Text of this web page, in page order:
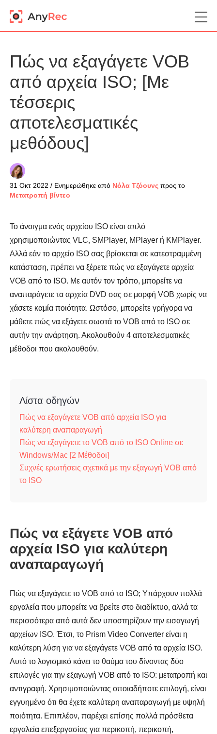
Πώς να εξαγάγετε VOB
από αρχεία ISO; [Με
τέσσερις
αποτελεσματικές
μεθόδους]
31 Οκτ 2022 / Ενημερώθηκε από Νόλα Τζόουνς προς το
Μετατροπή βίντεο
Το άνοιγμα ενός αρχείου ISO είναι απλό
χρησιμοποιώντας VLC, SMPlayer, MPlayer ή KMPlayer.
Αλλά εάν το αρχείο ISO σας βρίσκεται σε κατεστραμμένη
κατάσταση, πρέπει να ξέρετε πώς να εξαγάγετε αρχεία
VOB από το ISO. Με αυτόν τον τρόπο, μπορείτε να
αναπαράγετε τα αρχεία DVD σας σε μορφή VOB χωρίς να
χάσετε καμία ποιότητα. Ωστόσο, μπορείτε γρήγορα να
μάθετε πώς να εξάγετε σωστά το VOB από το ISO σε
αυτήν την ανάρτηση. Ακολουθούν 4 αποτελεσματικές
μέθοδοι που ακολουθούν.
Λίστα οδηγών
Πώς να εξαγάγετε VOB από αρχεία ISO για
καλύτερη αναπαραγωγή
Πώς να εξαγάγετε το VOB από το ISO Online σε
Windows/Mac [2 Μέθοδοι]
Συχνές ερωτήσεις σχετικά με την εξαγωγή VOB από
το ISO
Πώς να εξάγετε VOB από
αρχεία ISO για καλύτερη
αναπαραγωγή
Πώς να εξαγάγετε το VOB από το ISO; Υπάρχουν πολλά
εργαλεία που μπορείτε να βρείτε στο διαδίκτυο, αλλά τα
περισσότερα από αυτά δεν υποστηρίζουν την εισαγωγή
αρχείων ISO. Έτσι, το Prism Video Converter είναι η
καλύτερη λύση για να εξαγάγετε VOB από τα αρχεία ISO.
Αυτό το λογισμικό κάνει το θαύμα του δίνοντας δύο
επιλογές για την εξαγωγή VOB από το ISO: μετατροπή και
αντιγραφή. Χρησιμοποιώντας οποιαδήποτε επιλογή, είναι
εγγυημένο ότι θα έχετε καλύτερη αναπαραγωγή με υψηλή
ποιότητα. Επιπλέον, παρέχει επίσης πολλά πρόσθετα
εργαλεία επεξεργασίας για περικοπή, περικοπή,